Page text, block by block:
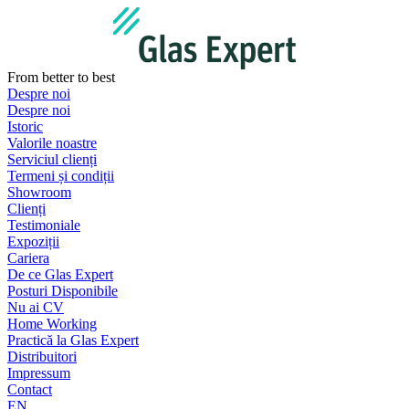
From better to best
Despre noi
Despre noi
Istoric
Valorile noastre
Serviciul clienți
Termeni și condiții
Showroom
Clienți
Testimoniale
Expoziții
Cariera
De ce Glas Expert
Posturi Disponibile
Nu ai CV
Home Working
Practică la Glas Expert
Distribuitori
Impressum
Contact
EN